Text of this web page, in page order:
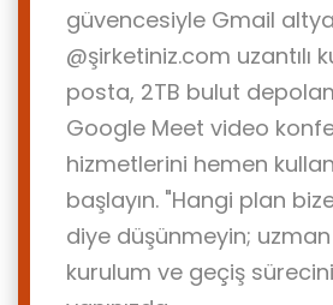
güvencesiyle Gmail
@şirketiniz.com uzantılı
posta, 2TB bulut
Google Meet video
hizmetlerini hemen
başlayın. "Hangi plan
diye düşünmeyin;
kurulum ve geçiş